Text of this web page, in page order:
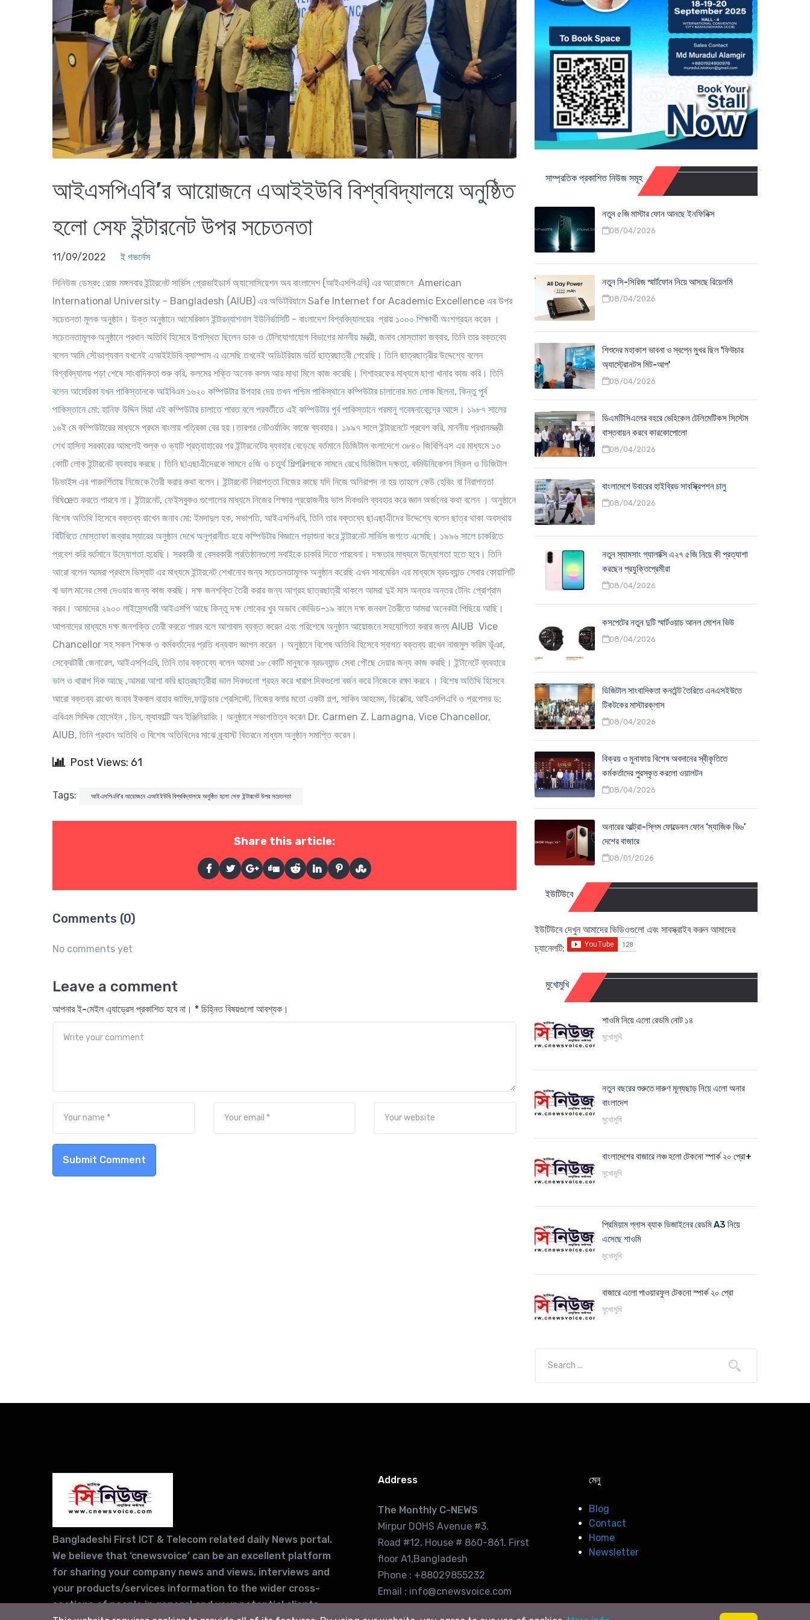
আইএসপিএবি’র আয়োজনে এআইইউবি বিশ্ববিদ্যালয়ে অনুষ্ঠিত
হলো সেফ ইন্টারনেট উপর সচেতনতা
11/09/2022 ই গভর্নেস
সিনিউজ ডেস্ক: রোজ মঙ্গলবার ইন্টারনেট সার্ভিস প্রোভাইডার্স অ্যাসোসিয়েশন অব বাংলাদেশ (আইএসপিএবি) এর আয়োজনে American
International University - Bangladesh (AIUB) এর অডিটরিয়ামে Safe Internet for Academic Excellence এর উপর
সচেতনতা মূলক অনুষ্ঠান। উক্ত অনুষ্ঠানে আমেরিকান ইন্টারন্যাশনাল ইউনির্ভাসিটি - বাংলাদেশ বিশ্ববিদ্যালয়ের প্রায় ১০০০ শিক্ষার্থী অংশগ্রহন করেন ।
সচেতনতামূলক অনুষ্ঠানে প্রধান অতিথি হিসেবে উপস্থিত ছিলেন ডাক ও টেলিযোগাযোগ বিভাগের মাননীয় মন্ত্রী, জনাব মোস্তাফা জব্বার, তিনি তার বক্তব্যে
বলেন আমি সৌভাগ্যবান যখনেই এআইইউবি ক্যাম্পাস এ এসেছি তখনেই অডিটরিয়াম ভর্তি ছাত্রছাত্রী পেয়েছি। তিনি ছাত্রছাত্রীর উদ্দেশ্যে বলেন
বিশ্ববিদ্যালয় পড়া শেষে সাংবাদিকতা শুরু করি, কলমের শক্তি অনেক কলম আর মাথা মিলে কাজ করেছি। শিশাহরফের মাধ্যমে ছাপা খানার কাজ করি। তিনি
বলেন আমেরিকা যখন পাকিস্তানকে আইবিএম ১৬২০ কম্পিউটার উপহার দেয় তখন পশ্চিম পাকিস্থানে কম্পিউটার চালানোর মত লোক ছিলনা, কিন্তু পূর্ব
পাকিস্তানে মো: হানিফ উদ্দিন মিয়া এই কম্পিউটার চালাতে পারত বলে পরবর্তীতে এই কম্পিউটার পূর্ব পাকিস্তানে পরমানু গবেষনাকেন্দ্রে আসে। ১৯৮৭ সালের
১৬ই মে কম্পিউটারের মাধ্যমে প্রথম বাংলায় পত্রিকা বের হয়।তারপর নেটওর্য়াকিং কাজে ব্যবহার। ১৯৯৭ সালে ইন্টারনেটে প্রবেশ করি, মাননীয় প্রধানমন্ত্রী
শেখ হাসিনা সরকারের আমলেই শুল্ক ও ভ্যাট প্রত্যাহারের পর ইন্টারনেটের ব্যবহার বেড়েছে বর্তমানে ডিজিটাল বংলাদেশে ৩৮৪০ জিবিপিএস এর মাধ্যমে ১৩
কোটি লোক ইন্টারনেট ব্যবহার করছে। তিনি ছাএছাএীদেরকে সামনে ৫জি ও চতুর্থ শিল্পবিল্পবকে সামনে রেখে ডিজিটাল দক্ষতা, কমিউনিকেশন স্কিল ও ডিজিটাল
ডিভাইস এর পারদর্শিতায় নিজেকে তৈরী করার কথা বলেন। ইন্টারনেট নিরাপত্তা নিজের কাছে যদি নিজে অনিরাপদ না হয় তাহলে কেউ হেকিং বা নিরাপত্তা
বিঘিœত করতে পারবে না। ইন্টারনেট, ফেইসবুকও গুগোলের মাধ্যমে নিজের শিক্ষার প্রয়োজনীয় ভাল দিকগুলি ব্যবহার করে জ্ঞান অর্জনের কথা বলেন । অনুষ্ঠানে
বিশেষ অতিথি হিসেবে বক্তব্য রাখেন জনাব মো: ইমদাদুল হক, সভাপতি, আইএসপিএবি, তিনি তার বক্তব্যে ছাএছাএীদের উদ্দেশ্যে বলেন ছাত্র থাকা অবস্থায়
বিটিবিতে মোস্তাফা জব্বার স্যারের অনুষ্ঠান দেখে অনুপ্রানীত হয়ে কম্পিউটার বিজ্ঞানে পড়াশুনা করে ইন্টারনেট সার্ভিস জগতে এসেছি। ১৯৯৬ সালে চাকরিতে
প্রবেশ করি বর্তমানে উদ্যোগতা হয়েছি। সরকারী বা বেসরকারী প্রতিষ্ঠানগুলো সবাইকে চাকরি দিতে পারবেনা। দক্ষতার মাধ্যমে উদ্যোগতা হতে হবে। তিনি
আরো বলেন আমরা প্রথমে ভিস্যাট এর মাধ্যমে ইন্টারনেট শেখানোর জন্য সচেতনতামূলক অনুষ্ঠান করেছি এখন সাবমেরিন এর মাধ্যমে ব্রডব্যান্ড সেবার কোয়ালিটি
বা ভাল মানের সেবা দেওয়ার জন্য কাজ করছি। দক্ষ জনশক্তি তৈরী করার জন্য আগ্রহ ছাত্রছাত্রী থাকলে আমরা দুই মাস অন্তর অন্তর টেনিং প্রোগ্রাম
করব। আমাদের ২৯০০ লাইসেন্সধারী আইএসপি আছে কিন্তু দক্ষ লোকের খুব অভাব কোভিড-১৯ কালে দক্ষ জনবল তৈরীতে আমরা অনেকটা পিছিয়ে আছি।
আপনাদের মাধ্যমে দক্ষ জনশক্তি তেরী করতে পারব বলে আশাবাদ ব্যক্ত করেন এবং পরিশেষে অনুষ্ঠান আয়োজনে সহযোগিতা করার জন্য AIUB Vice
Chancellor সহ সকল শিক্ষক ও কর্মকর্তাদের প্রতি ধন্যবাদ জ্ঞাপন করেন । অনুষ্ঠানে বিশেষ অতিথি হিসেবে স্বাগত বক্তব্য রাখেন নাজমুল করিম ভূঁঞা,
সেক্রেটারী জেনারেল, আইএসপিএবি, তিনি তার বক্তব্যে বলেন আমরা ১৮ কোটি মানুষকে ব্রডব্যান্ড সেবা পৌছে দেয়ার জন্য কাজ করছি। ইন্টানেটে ব্যবহারে
ভাল ও খারাপ দিক আছে ,আমরা আশা করি ছাত্রছাত্রীরা ভাল দিকগুলো গ্রহন করে খারাপ দিকগুলো বর্জন করে নিজেকে রক্ষা করবে । বিশেষ অতিথি হিসেবে
আরো বক্তব্য রাখেন জনাব ইকবাল বাহার জাহিদ,ফাউন্ডার প্রেসিড্টে, নিজের বলার মতো একটা গল্প, সাকিব আহমেদ, ডিরেক্টর, আইএসপিএবি ও প্রপেসর ড:
এবিএম সিদ্দিক হোসেইন , ডিন, ফ্যাকাল্টি অব ইঞ্জিনিয়ারিং। অনুষ্ঠানে সভাপতিত্ব করেন Dr. Carmen Z. Lamagna, Vice Chancellor,
AIUB, তিনি প্রথান অতিথি ও বিশেষ অতিথিদের মাঝে ক্র্যাস্ট বিতরনে মাধ্যম অনুষ্ঠান সমাপ্তি করেন।
Post Views: 61
Tags: আইএসপিএবি’র আয়োজনে এআইইউবি বিশ্ববিদ্যালয়ে অনুষ্ঠিত হলো সেফ ইন্টারনেট উপর সচেতনতা
Share this article:
Comments (0)
No comments yet
Leave a comment
আপনার ই-মেইল এ্যাড্রেস প্রকাশিত হবে না। * চিহ্নিত বিষয়গুলো আবশ্যক।
Submit Comment
সাম্প্রতিক প্রকাশিত নিউজ সমূহ
নতুন ৫জি মাস্টার ফোন আনছে ইনফিনিক্স
08/04/2026
নতুন সি-সিরিজ স্মার্টফোন নিয়ে আসছে রিয়েলমি
08/04/2026
শিশুদের মহাকাশ ভাবনা ও স্বপ্নে মুখর ছিল 'ফিউচার
অ্যাস্ট্রোনটস মিট-আপ'
08/04/2026
ডিএমটিসিএলের বহরে ভেহিকেল টেলিমেটিকস সিস্টেম
বাস্তবায়ন করবে কারকোপোলো
08/04/2026
বাংলাদেশে উবারের হাইব্রিড সাবস্ক্রিপশন চালু
08/04/2026
নতুন স্যামসাং গ্যালাক্সি এ২৭ ৫জি নিয়ে কী প্রত্যাশা
করছেন প্রযুক্তিপ্রেমীরা
08/04/2026
কসপেটের নতুন দুটি স্মার্টওয়াচ আনল মোশন ভিউ
08/04/2026
ডিজিটাল সাংবাদিকতা কনটেন্ট তৈরিতে এনএসইউতে
টিকটকের মাস্টারক্লাস
08/04/2026
বিক্রয় ও মুনাফায় বিশেষ অবদানের স্বীকৃতিতে
কর্মকর্তাদের পুরস্কৃত করলো ওয়ালটন
08/04/2026
অনারের আল্ট্রা-স্লিম ফোল্ডেবল ফোন ‘ম্যাজিক ভি৬’
দেশের বাজারে
08/01/2026
ইউটিউবে
ইউটিউবে দেখুন আমাদের ভিডিওগুলো এবং সাবস্ক্রাইব করুন আমাদের
চ্যানেলটি:
মুখোমুখি
শাওমি নিয়ে এলো রেডমি নোট ১৪
মুখোমুখি
নতুন বছরের শুরুতে দারুণ মূল্যছাড় নিয়ে এলো অনার
বাংলাদেশ
মুখোমুখি
বাংলাদেশের বাজারে লঞ্চ হলো টেকনো স্পার্ক ২০ প্রো+
মুখোমুখি
প্রিমিয়াম গ্লাস ব্যাক ডিজাইনের রেডমি A3 নিয়ে
এসেছে শাওমি
মুখোমুখি
বাজারে এলো পাওয়ারফুল টেকনো স্পার্ক ২০ প্রো
মুখোমুখি
Bangladeshi First ICT & Telecom related daily News portal.
We believe that ‘cnewsvoice’ can be an excellent platform
for sharing your company news and views, interviews and
your products/services information to the wider cross-
sections of people in general and your potential clients
Address
The Monthly C-NEWS
Mirpur DOHS Avenue #3.
Road #12. House # 860-861. First
floor A1,Bangladesh
Phone : +88029855232
Email : info@cnewsvoice.com
মেনু
Blog
Contact
Home
Newsletter